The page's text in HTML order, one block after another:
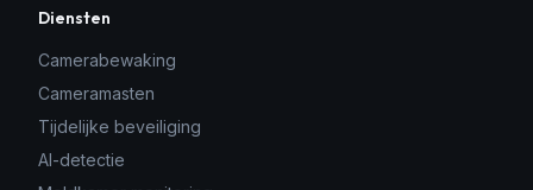
Diensten
Camerabewaking
Cameramasten
Tijdelijke beveiliging
AI-detectie